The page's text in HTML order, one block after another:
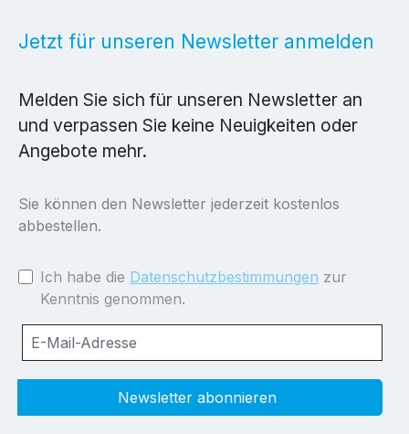
Jetzt für unseren Newsletter anmelden
Melden Sie sich für unseren Newsletter an
und verpassen Sie keine Neuigkeiten oder
Angebote mehr.
Sie können den Newsletter jederzeit kostenlos
abbestellen.
Ich habe die Datenschutzbestimmungen zur
Kenntnis genommen.
Newsletter abonnieren